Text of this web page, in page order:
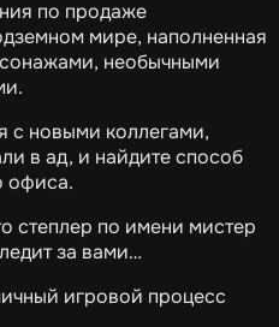
по продаже
мире, наполненная
необычными
с новыми коллегами,
в ад, и найдите способ
офиса.
степлер по имени мистер
за вами…
игровой процесс